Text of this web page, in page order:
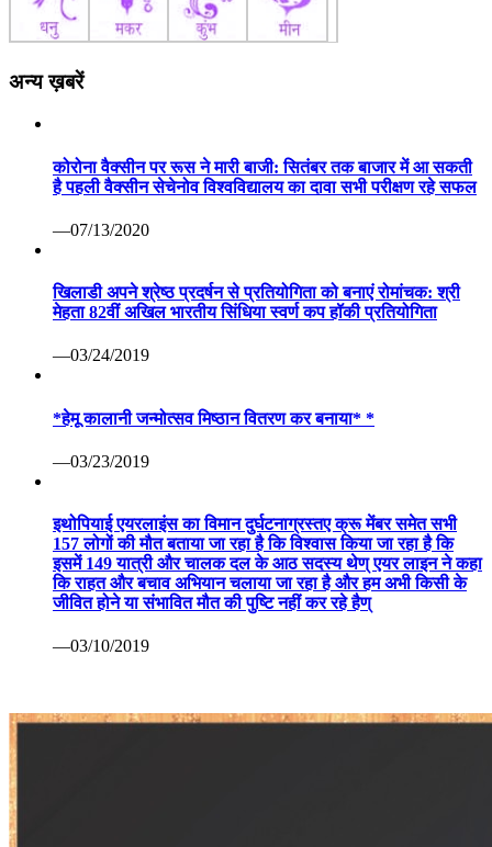
अन्य ख़बरें
कोरोना वैक्सीन पर रूस ने मारी बाजी: सितंबर तक बाजार में आ सकती
है पहली वैक्सीन सेचेनोव विश्वविद्यालय का दावा सभी परीक्षण रहे सफल
—07/13/2020
खिलाडी अपने श्रेष्ठ प्रदर्षन से प्रतियोगिता को बनाएं रोमांचक: श्री
मेहता 82वीं अखिल भारतीय सिंधिया स्वर्ण कप हॉकी प्रतियोगिता
—03/24/2019
*हेमू कालानी जन्मोत्सव मिष्ठान वितरण कर बनाया* *
—03/23/2019
इथोपियाई एयरलाइंस का विमान दुर्घटनाग्रस्तए क्रू मेंबर समेत सभी
157 लोगों की मौत बताया जा रहा है कि विश्वास किया जा रहा है कि
इसमें 149 यात्री और चालक दल के आठ सदस्य थेण् एयर लाइन ने कहा
कि राहत और बचाव अभियान चलाया जा रहा है और हम अभी किसी के
जीवित होने या संभावित मौत की पुष्टि नहीं कर रहे हैण्
—03/10/2019